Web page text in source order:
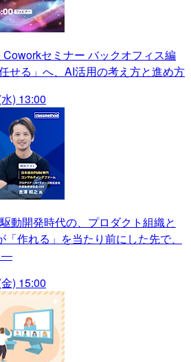
Coworkセミナー バックオフィス編
せる」へ、AI活用の考え方と進め方
) 13:00
動開発時代の、プロダクト組織と
作れる」を当たり前にした先で、
―
) 15:00